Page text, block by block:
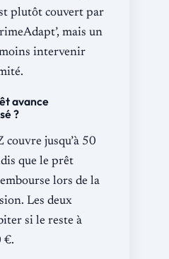
plutôt couvert par
mais un
intervenir
avance
?
couvre jusqu’à 50
que le prêt
lors de la
Les deux
si le reste à
€.